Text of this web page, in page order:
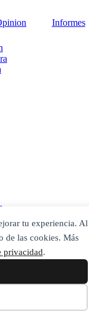
tu experiencia. Al
de las cookies. Más
privacidad.
Informes